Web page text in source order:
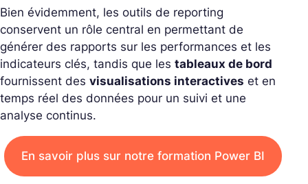
Bien évidemment, les outils de reporting
conservent un rôle central en permettant de
générer des rapports sur les performances et les
indicateurs clés, tandis que les tableaux de bord
fournissent des visualisations interactives et en
temps réel des données pour un suivi et une
analyse continus.
En savoir plus sur notre formation Power BI